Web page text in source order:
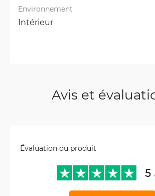
Environnement
Intérieur
Avis et
Évaluation du produit
5